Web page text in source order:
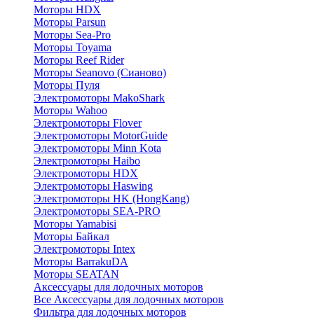
Моторы HDX
Моторы Parsun
Моторы Sea-Pro
Моторы Toyama
Моторы Reef Rider
Моторы Seanovo (Сианово)
Моторы Пуля
Электромоторы MakoShark
Моторы Wahoo
Электромоторы Flover
Электромоторы MotorGuide
Электромоторы Minn Kota
Электромоторы Haibo
Электромоторы HDX
Электромоторы Haswing
Электромоторы HK (HongKang)
Электромоторы SEA-PRO
Моторы Yamabisi
Моторы Байкал
Электромоторы Intex
Моторы BarrakuDA
Моторы SEATAN
Аксессуары для лодочных моторов
Все Аксессуары для лодочных моторов
Фильтра для лодочных моторов